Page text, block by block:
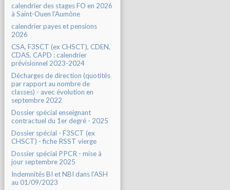
calendrier des stages FO en 2026
à Saint-Ouen l'Aumône
calendrier payes et pensions
2026
CSA, F3SCT (ex CHSCT), CDEN,
CDAS, CAPD : calendrier
prévisionnel 2023-2024
Décharges de direction (quotités
par rapport au nombre de
classes) - avec évolution en
septembre 2022
Dossier spécial enseignant
contractuel du 1er degré - 2025
Dossier spécial - F3SCT (ex
CHSCT) - fiche RSST vierge
Dossier spécial PPCR - mise à
jour septembre 2025
Indemnités BI et NBI dans l'ASH
au 01/09/2023